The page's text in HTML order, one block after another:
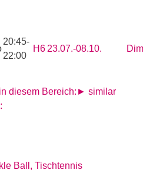
20:45-
22:00
H6 23.07.-08.10.
diesem Bereich: ► similar
Ball, Tischtennis